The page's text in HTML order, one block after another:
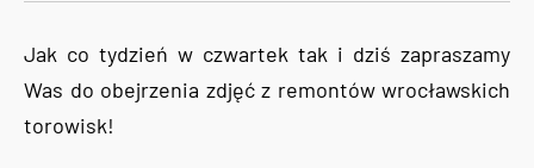
Jak co tydzień w czwartek tak i dziś zapraszamy
Was do obejrzenia zdjęć z remontów wrocławskich
torowisk!